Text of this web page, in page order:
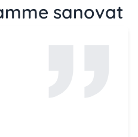
sanovat